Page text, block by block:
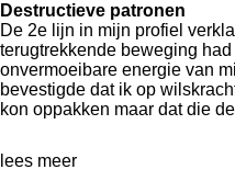
Destructieve patronen
De 2e lijn in mijn profiel
terugtrekkende beweging
onvermoeibare energie van
bevestigde dat ik op
kon oppakken maar dat die
lees meer